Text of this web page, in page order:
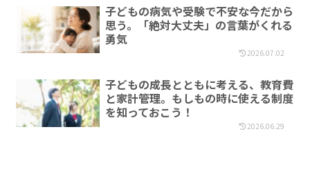
子どもの病気や受験で不安な今だから
思う。「絶対大丈夫」の言葉がくれる
勇気
2026.07.02
子どもの成長とともに考える、教育費
と家計管理。もしもの時に使える制度
を知っておこう！
2026.06.29